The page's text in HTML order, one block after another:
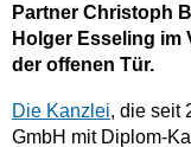
Partner Christoph
Holger Esseling im
der offenen Tür.
Die Kanzlei , die
GmbH mit Diplom-